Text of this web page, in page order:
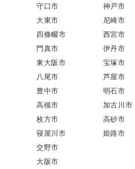
守口市
大東市
四條畷市
門真市
東大阪市
八尾市
豊中市
高槻市
枚方市
寝屋川市
交野市
大阪市
神戸市
尼崎市
西宮市
伊丹市
宝塚市
芦屋市
明石市
加古川市
高砂市
姫路市